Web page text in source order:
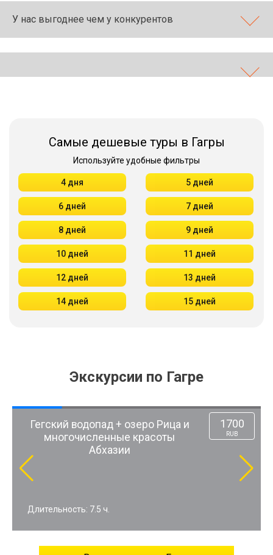
У нас выгоднее чем у конкурентов
Самые дешевые туры в Гагры
Используйте удобные фильтры
4 дня 5 дней
6 дней 7 дней
8 дней 9 дней
10 дней 11 дней
12 дней 13 дней
14 дней 15 дней
Экскурсии по Гагре
К водопаду Борода верхом — по
ущелью реки Бзыбь из Гагры
Длительность: 2.5 ч.
2600
RUB